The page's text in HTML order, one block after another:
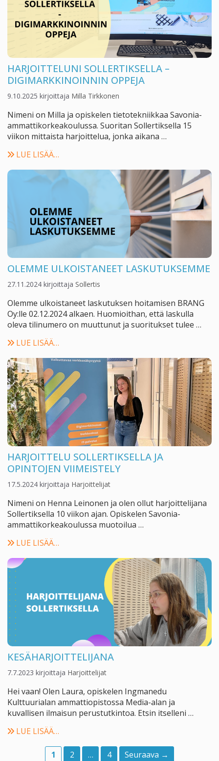
HARJOITTELUNI SOLLERTIKSELLA –
DIGIMARKKINOINNIN OPPEJA
9.10.2025 kirjoittaja Milla Tirkkonen
Nimeni on Milla ja opiskelen tietotekniikkaa Savonia-
ammattikorkeakoulussa. Suoritan Sollertiksella 15
viikon mittaista harjoittelua, jonka aikana …
LUE LISÄÄ…
OLEMME ULKOISTANEET LASKUTUKSEMME
27.11.2024 kirjoittaja Sollertis
Olemme ulkoistaneet laskutuksen hoitamisen BRANG
Oy:lle 02.12.2024 alkaen. Huomioithan, että laskulla
oleva tilinumero on muuttunut ja suoritukset tulee …
LUE LISÄÄ…
HARJOITTELU SOLLERTIKSELLA JA
OPINTOJEN VIIMEISTELY
17.5.2024 kirjoittaja Harjoittelijat
Nimeni on Henna Leinonen ja olen ollut harjoittelijana
Sollertiksella 10 viikon ajan. Opiskelen Savonia-
ammattikorkeakoulussa muotoilua …
LUE LISÄÄ…
KESÄHARJOITTELIJANA
7.7.2023 kirjoittaja Harjoittelijat
Hei vaan! Olen Laura, opiskelen Ingmanedu
Kulttuurialan ammattiopistossa Media-alan ja
kuvallisen ilmaisun perustutkintoa. Etsin itselleni …
LUE LISÄÄ…
Sivu
1 Sivu
2 … Sivu
4 Seuraava →